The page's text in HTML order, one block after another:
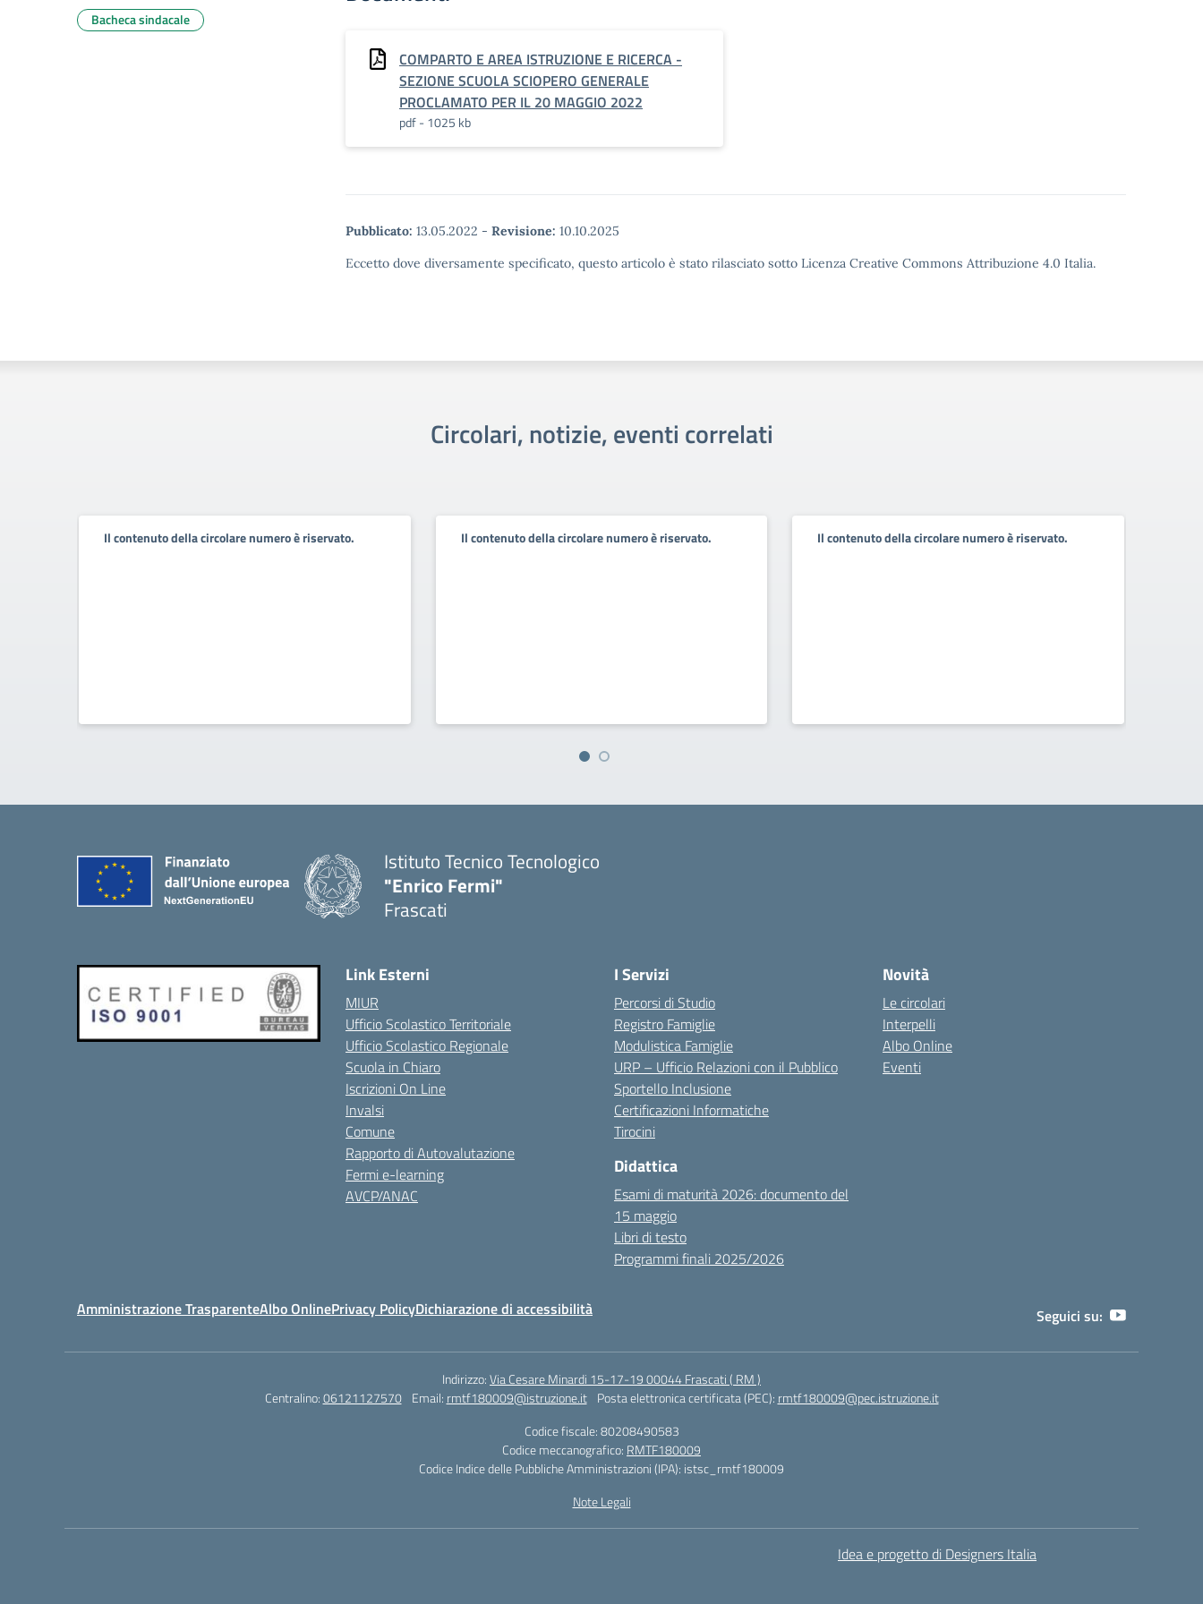
COMPARTO E AREA ISTRUZIONE E RICERCA -
SEZIONE SCUOLA SCIOPERO GENERALE
PROCLAMATO PER IL 20 MAGGIO 2022
pdf - 1025 kb
Pubblicato: 13.05.2022 - Revisione: 10.10.2025
Eccetto dove diversamente specificato, questo articolo è stato rilasciato sotto Licenza Creative Commons Attribuzione 4.0 Italia.
Bacheca sindacale
Circolari, notizie, eventi correlati
Il contenuto della circolare numero è riservato. Il contenuto della circolare numero è riservato. Il contenuto della circolare numero è riservato.
Istituto Tecnico Tecnologico
"Enrico Fermi"
Frascati
Link Esterni
MIUR
Ufficio Scolastico Territoriale
Ufficio Scolastico Regionale
Scuola in Chiaro
Iscrizioni On Line
Invalsi
Comune
Rapporto di Autovalutazione
Fermi e-learning
AVCP/ANAC
I Servizi
Percorsi di Studio
Registro Famiglie
Modulistica Famiglie
URP – Ufficio Relazioni con il Pubblico
Sportello Inclusione
Certificazioni Informatiche
Tirocini
Didattica
Esami di maturità 2026: documento del
15 maggio
Libri di testo
Programmi finali 2025/2026
Novità
Le circolari
Interpelli
Albo Online
Eventi
Amministrazione TrasparenteAlbo OnlinePrivacy PolicyDichiarazione di accessibilità Seguici su:
Indirizzo:Via Cesare Minardi 15-17-19 00044 Frascati ( RM )
Centralino:06121127570 Email: rmtf180009@istruzione.it Posta elettronica certificata (PEC): rmtf180009@pec.istruzione.it
Codice fiscale: 80208490583
Codice meccanografico: RMTF180009
Codice Indice delle Pubbliche Amministrazioni (IPA): istsc_rmtf180009
Note Legali
Idea e progetto di Designers Italia